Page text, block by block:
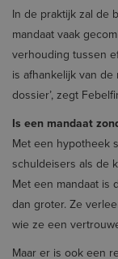
In de praktijk zal de
mandaat vaak
verhouding tussen
is afhankelijk van
dossier’, zegt
Is een mandaat
Met een hypotheek
schuldeisers als de
Met een mandaat is
dan groter. Ze
wie ze een
Maar er is ook een